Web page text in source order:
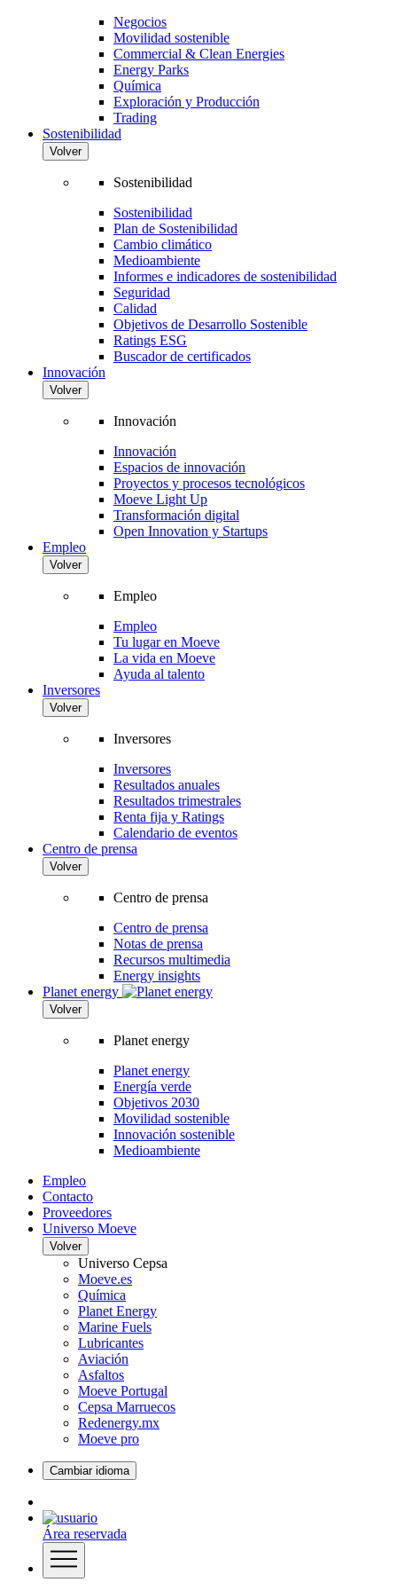
Negocios
Movilidad sostenible
Commercial & Clean Energies
Energy Parks
Química
Exploración y Producción
Trading
Sostenibilidad
Volver
Sostenibilidad
Sostenibilidad
Plan de Sostenibilidad
Cambio climático
Medioambiente
Informes e indicadores de sostenibilidad
Seguridad
Calidad
Objetivos de Desarrollo Sostenible
Ratings ESG
Buscador de certificados
Innovación
Volver
Innovación
Innovación
Espacios de innovación
Proyectos y procesos tecnológicos
Moeve Light Up
Transformación digital
Open Innovation y Startups
Empleo
Volver
Empleo
Empleo
Tu lugar en Moeve
La vida en Moeve
Ayuda al talento
Inversores
Volver
Inversores
Inversores
Resultados anuales
Resultados trimestrales
Renta fija y Ratings
Calendario de eventos
Centro de prensa
Volver
Centro de prensa
Centro de prensa
Notas de prensa
Recursos multimedia
Energy insights
Planet energy
Volver
Planet energy
Planet energy
Energía verde
Objetivos 2030
Movilidad sostenible
Innovación sostenible
Medioambiente
Empleo
Contacto
Proveedores
Universo Moeve
Volver
Universo Cepsa
Moeve.es
Química
Planet Energy
Marine Fuels
Lubricantes
Aviación
Asfaltos
Moeve Portugal
Cepsa Marruecos
Redenergy.mx
Moeve pro
Cambiar idioma
Área reservada